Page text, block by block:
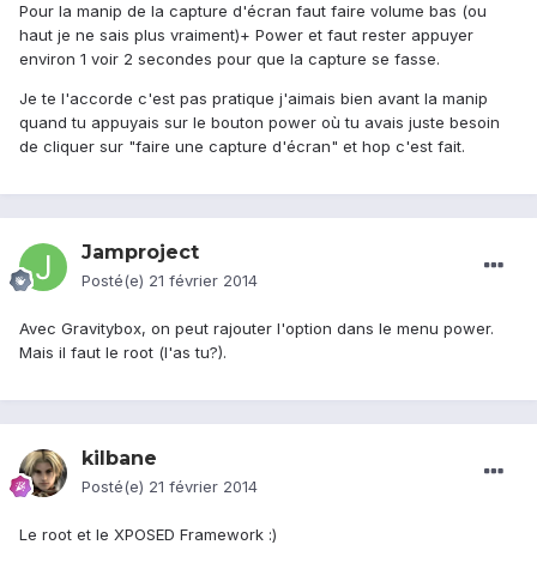
Pour la manip de la capture d'écran faut faire volume bas (ou
haut je ne sais plus vraiment)+ Power et faut rester appuyer
environ 1 voir 2 secondes pour que la capture se fasse.
Je te l'accorde c'est pas pratique j'aimais bien avant la manip
quand tu appuyais sur le bouton power où tu avais juste besoin
de cliquer sur "faire une capture d'écran" et hop c'est fait.
Jamproject
Posté(e) 21 février 2014
Avec Gravitybox, on peut rajouter l'option dans le menu power.
Mais il faut le root (l'as tu?).
kilbane
Posté(e) 21 février 2014
Le root et le XPOSED Framework :)